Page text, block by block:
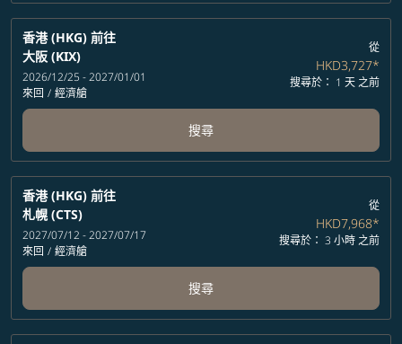
香港 (HKG) 前往
大阪 (KIX)
2026/12/25 - 2027/01/01
來回 / 經濟艙
從
HKD3,727*
搜尋於： 1 天 之前
搜尋
香港 (HKG) 前往
札幌 (CTS)
2027/07/12 - 2027/07/17
來回 / 經濟艙
從
HKD7,968*
搜尋於： 3 小時 之前
搜尋